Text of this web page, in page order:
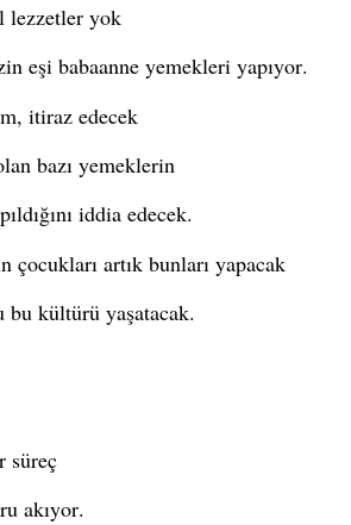
lezzetler yok
eşi babaanne yemekleri yapıyor.
itiraz edecek
bazı yemeklerin
iddia edecek.
çocukları artık bunları yapacak
kültürü yaşatacak.
süreç
akıyor.